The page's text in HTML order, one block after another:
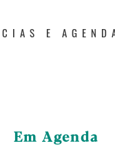
E
Em Agenda